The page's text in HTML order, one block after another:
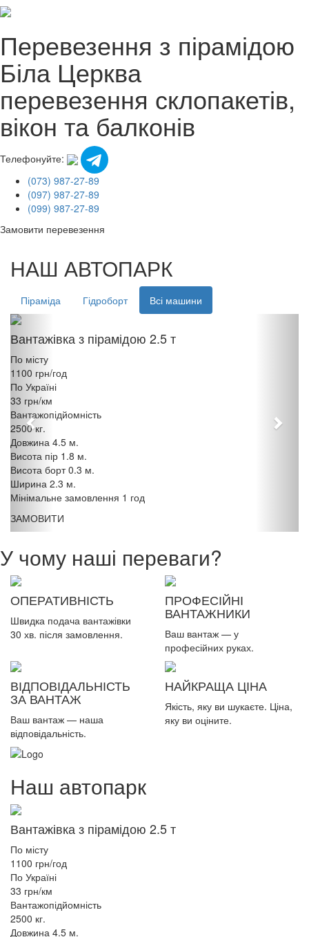
Перевезення з пірамідою
Біла Церква
перевезення склопакетів,
вікон та балконів
Телефонуйте:
(073) 987-27-89
(097) 987-27-89
(099) 987-27-89
Замовити перевезення
НАШ АВТОПАРК
Піраміда Гідроборт Всі машини
Вантажівка з пірамідою 2.5 т
По місту
1100 грн/год
По Україні
33 грн/км
Вантажопідйомність
2500 кг.
Довжина 4.5 м.
Висота пір 1.8 м.
Висота борт 0.3 м.
Ширина 2.3 м.
Мінімальне замовлення 1 год
ЗАМОВИТИ
У чому наші переваги?
ОПЕРАТИВНІСТЬ
Швидка подача вантажівки
30 хв. після замовлення.
ПРОФЕСІЙНІ
ВАНТАЖНИКИ
Ваш вантаж — у
професійних руках.
ВІДПОВІДАЛЬНІСТЬ
ЗА ВАНТАЖ
Ваш вантаж — наша
відповідальність.
НАЙКРАЩА ЦІНА
Якість, яку ви шукаєте. Ціна,
яку ви оціните.
Наш автопарк
Вантажівка з пірамідою 2.5 т
По місту
1100 грн/год
По Україні
33 грн/км
Вантажопідйомність
2500 кг.
Довжина 4.5 м.